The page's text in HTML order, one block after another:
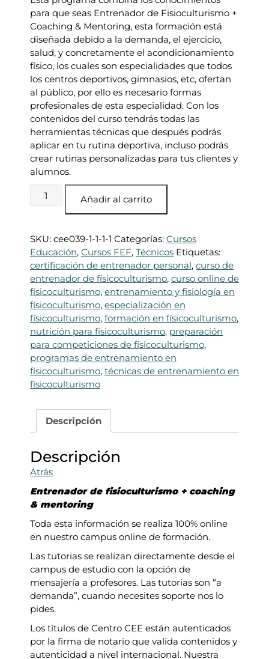
e
c
i
o
o
r
i
g
i
n
a
l
r
a
:
.
9
0
0
,
0
0
€
.
e
c
i
o
a
c
t
u
a
l
e
s
3
8
0
0
0
€
.
para que seas Entrenador de Fisioculturismo +
Coaching & Mentoring, esta formación está
diseñada debido a la demanda, el ejercicio,
salud, y concretamente el acondicionamiento
físico, los cuales son especialidades que todos
los centros deportivos, gimnasios, etc, ofertan
al público, por ello es necesario formas
profesionales de esta especialidad. Con los
contenidos del curso tendrás todas las
herramientas técnicas que después podrás
aplicar en tu rutina deportiva, incluso podrás
crear rutinas personalizadas para tus clientes y
alumnos.
Entrenador
físicoculturismo
coaching
&
mentoring
cantidad
Añadir al carrito
SKU: cee039-1-1-1-1 Categorías: Cursos
Educación, Cursos FEF, Técnicos Etiquetas:
certificación de entrenador personal, curso de
entrenador de físicoculturismo, curso online de
físicoculturismo, entrenamiento y fisiología en
físicoculturismo, especialización en
físicoculturismo, formación en físicoculturismo,
nutrición para físicoculturismo, preparación
para competiciones de físicoculturismo,
programas de entrenamiento en
físicoculturismo, técnicas de entrenamiento en
físicoculturismo
Descripción
Descripción
Atrás
Entrenador de fisioculturismo + coaching
& mentoring
Toda esta información se realiza 100% online
en nuestro campus online de formación.
Las tutorias se realizan directamente desde el
campus de estudio con la opción de
mensajería a profesores. Las tutorias son “a
demanda”, cuando necesites soporte nos lo
pides.
Los títulos de Centro CEE están autenticados
por la firma de notario que valida contenidos y
autenticidad a nivel internacional. Nuestra